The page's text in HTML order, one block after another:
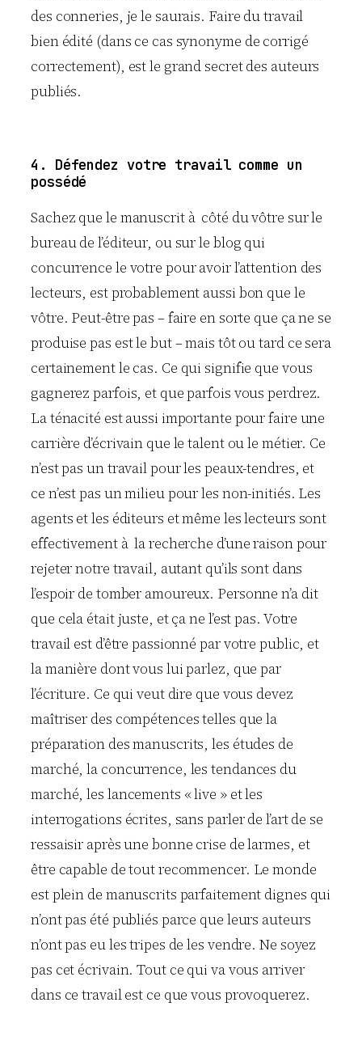
des conneries, je le saurais. Faire du travail
bien édité (dans ce cas synonyme de corrigé
correctement), est le grand secret des auteurs
publiés.
4. Défendez votre travail comme un
possédé
Sachez que le manuscrit à côté du vôtre sur le
bureau de l’éditeur, ou sur le blog qui
concurrence le votre pour avoir l’attention des
lecteurs, est probablement aussi bon que le
vôtre. Peut-être pas – faire en sorte que ça ne se
produise pas est le but – mais tôt ou tard ce sera
certainement le cas. Ce qui signifie que vous
gagnerez parfois, et que parfois vous perdrez.
La ténacité est aussi importante pour faire une
carrière d’écrivain que le talent ou le métier. Ce
n’est pas un travail pour les peaux-tendres, et
ce n’est pas un milieu pour les non-initiés. Les
agents et les éditeurs et même les lecteurs sont
effectivement à la recherche d’une raison pour
rejeter notre travail, autant qu’ils sont dans
l’espoir de tomber amoureux. Personne n’a dit
que cela était juste, et ça ne l’est pas. Votre
travail est d’être passionné par votre public, et
la manière dont vous lui parlez, que par
l’écriture. Ce qui veut dire que vous devez
maîtriser des compétences telles que la
préparation des manuscrits, les études de
marché, la concurrence, les tendances du
marché, les lancements « live » et les
interrogations écrites, sans parler de l’art de se
ressaisir après une bonne crise de larmes, et
être capable de tout recommencer. Le monde
est plein de manuscrits parfaitement dignes qui
n’ont pas été publiés parce que leurs auteurs
n’ont pas eu les tripes de les vendre. Ne soyez
pas cet écrivain. Tout ce qui va vous arriver
dans ce travail est ce que vous provoquerez.